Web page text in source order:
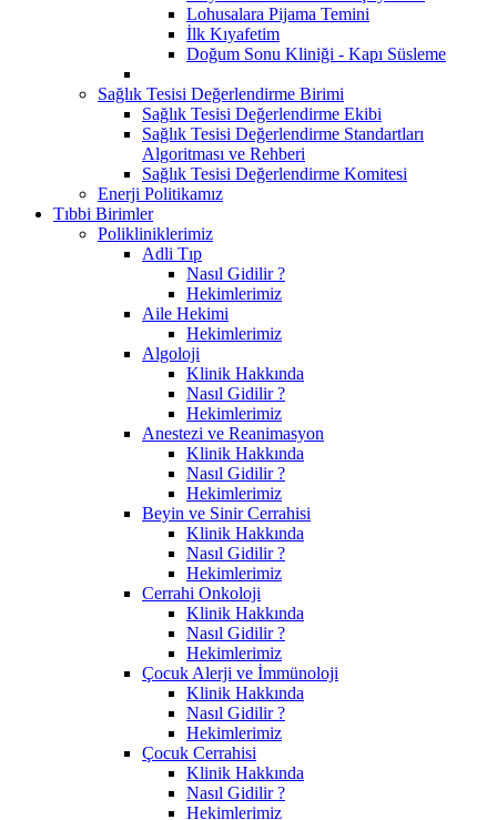
Lohusalara Pijama Temini
İlk Kıyafetim
Doğum Sonu Kliniği - Kapı Süsleme
Sağlık Tesisi Değerlendirme Birimi
Sağlık Tesisi Değerlendirme Ekibi
Sağlık Tesisi Değerlendirme Standartları
Algoritması ve Rehberi
Sağlık Tesisi Değerlendirme Komitesi
Enerji Politikamız
Tıbbi Birimler
Polikliniklerimiz
Adli Tıp
Nasıl Gidilir ?
Hekimlerimiz
Aile Hekimi
Hekimlerimiz
Algoloji
Klinik Hakkında
Nasıl Gidilir ?
Hekimlerimiz
Anestezi ve Reanimasyon
Klinik Hakkında
Nasıl Gidilir ?
Hekimlerimiz
Beyin ve Sinir Cerrahisi
Klinik Hakkında
Nasıl Gidilir ?
Hekimlerimiz
Cerrahi Onkoloji
Klinik Hakkında
Nasıl Gidilir ?
Hekimlerimiz
Çocuk Alerji ve İmmünoloji
Klinik Hakkında
Nasıl Gidilir ?
Hekimlerimiz
Çocuk Cerrahisi
Klinik Hakkında
Nasıl Gidilir ?
Hekimlerimiz